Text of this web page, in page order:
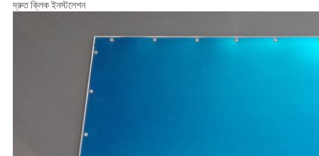
দ্রুত ক্লিক ইনস্টলেশন